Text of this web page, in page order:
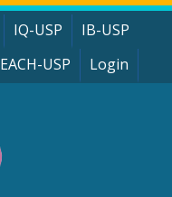
IQ-USP
IB-USP
EACH-USP
Login